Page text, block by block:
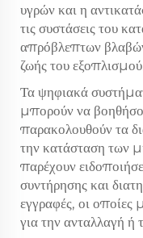
υγρών και η
τις συστάσεις του
απρόβλεπτων
ζωής του
Τα ψηφιακά
μπορούν να
παρακολουθούν τα
την κατάσταση των
παρέχουν
συντήρησης και
εγγραφές, οι οποίες
για την ανταλλαγή